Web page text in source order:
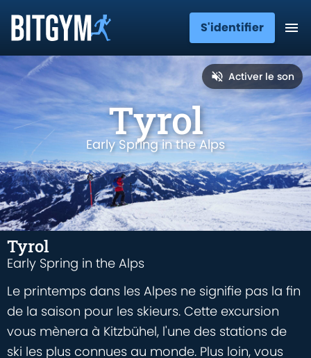
S'identifier
Activer le son
Tyrol
Early Spring in the Alps
Tyrol
Early Spring in the Alps
Le printemps dans les Alpes ne signifie pas la fin
de la saison pour les skieurs. Cette excursion
vous mènera à Kitzbühel, l'une des stations de
ski les plus connues au monde. Plus loin, vous